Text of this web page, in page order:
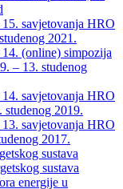
savjetovanja HRO
2021.
(online) simpozija
– 13. studenog
savjetovanja HRO
2019.
savjetovanja HRO
2017.
sustava
sustava
energije u